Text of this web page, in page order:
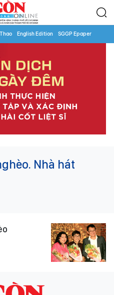
English Edition SGGP Epaper
Nhà hát